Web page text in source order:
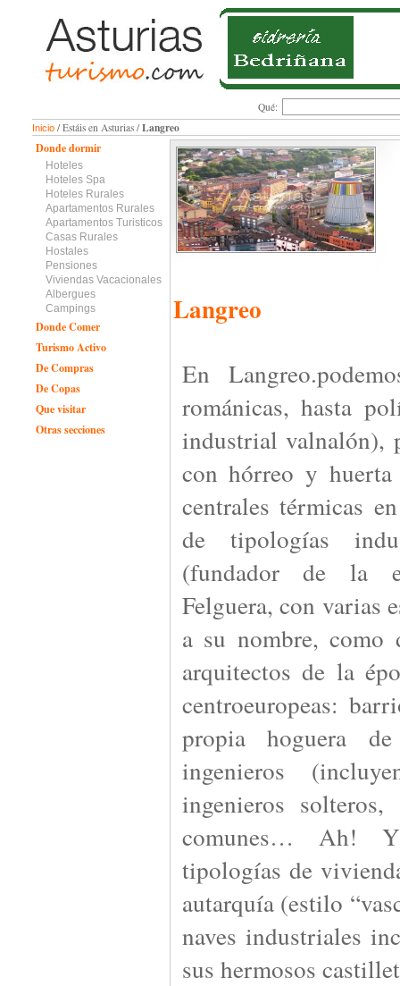
Qué:
Inicio/ Estáis en Asturias / Langreo
Donde dormir
Hoteles
Hoteles Spa
Hoteles Rurales
Apartamentos Rurales
Apartamentos Turisticos
Casas Rurales
Hostales
Pensiones
Viviendas Vacacionales
Albergues
Campings
Donde Comer
Turismo Activo
De Compras
De Copas
Que visitar
Otras secciones
Langreo
En
románicas, hasta
industrial valnalón),
con hórreo y
centrales térmicas
de tipologías
(fundador de la
Felguera, con varias
a su nombre, como
arquitectos de la
centroeuropeas:
propia hoguera
ingenieros
ingenieros
comunes… Ah!
tipologías de
autarquía (estilo
naves industriales
sus hermosos